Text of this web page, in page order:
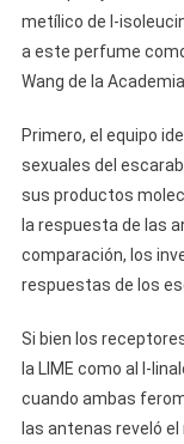
metílico de l-
a este perfume
Wang de la
Primero, el equipo
sexuales del
sus productos
la respuesta de las
comparación, los
respuestas de los
Si bien los
la LIME como al l-
cuando ambas
las antenas reveló